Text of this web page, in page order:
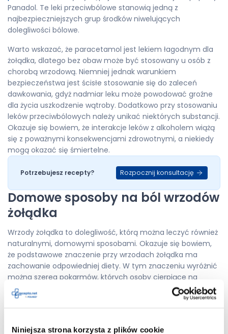
Niniejsza strona korzysta z plików cookie
Panadol. Te leki przeciwbólowe stanowią jedną z
najbezpieczniejszych grup środków niwelujących
dolegliwości bólowe.
Warto wskazać, że paracetamol jest lekiem łagodnym dla
żołądka, dlatego bez obaw może być stosowany u osób z
chorobą wrzodową. Niemniej jednak warunkiem
bezpieczeństwa jest ścisłe stosowanie się do zaleceń
dawkowania, gdyż nadmiar leku może powodować groźne
dla życia uszkodzenie wątroby. Dodatkowo przy stosowaniu
leków przeciwbólowych należy unikać niektórych substancji.
Okazuje się bowiem, że interakcje leków z alkoholem wiążą
się z poważnymi konsekwencjami zdrowotnymi, a niekiedy
mogą okazać się śmiertelne.
Potrzebujesz recepty? Rozpocznij konsultację
Domowe sposoby na ból wrzodów
żołądka
Wrzody żołądka to dolegliwość, którą można leczyć również
naturalnymi, domowymi sposobami. Okazuje się bowiem,
że podstawowe znaczenie przy wrzodach żołądka ma
zachowanie odpowiedniej diety. W tym znaczeniu wyróżnić
można szereg pokarmów, których osoby cierpiące na
wrzody żołądka powinny unikać, gdyż mogą one nasilać
produkcję kwasu solnego w żołądku, co z kolei może